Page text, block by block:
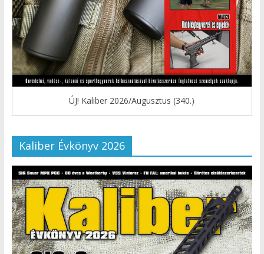
ÚJ! Kaliber 2026/Augusztus (340.)
Kaliber Évkönyv 2026